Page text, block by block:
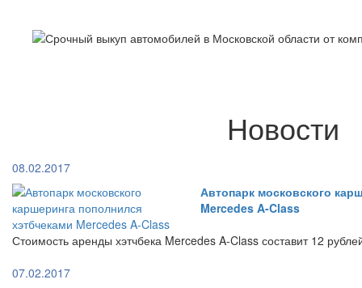
Новости
08.02.2017
Автопарк московского
Mercedes A-Class
Стоимость аренды хэтчбека Mercedes A-Class составит 12
07.02.2017